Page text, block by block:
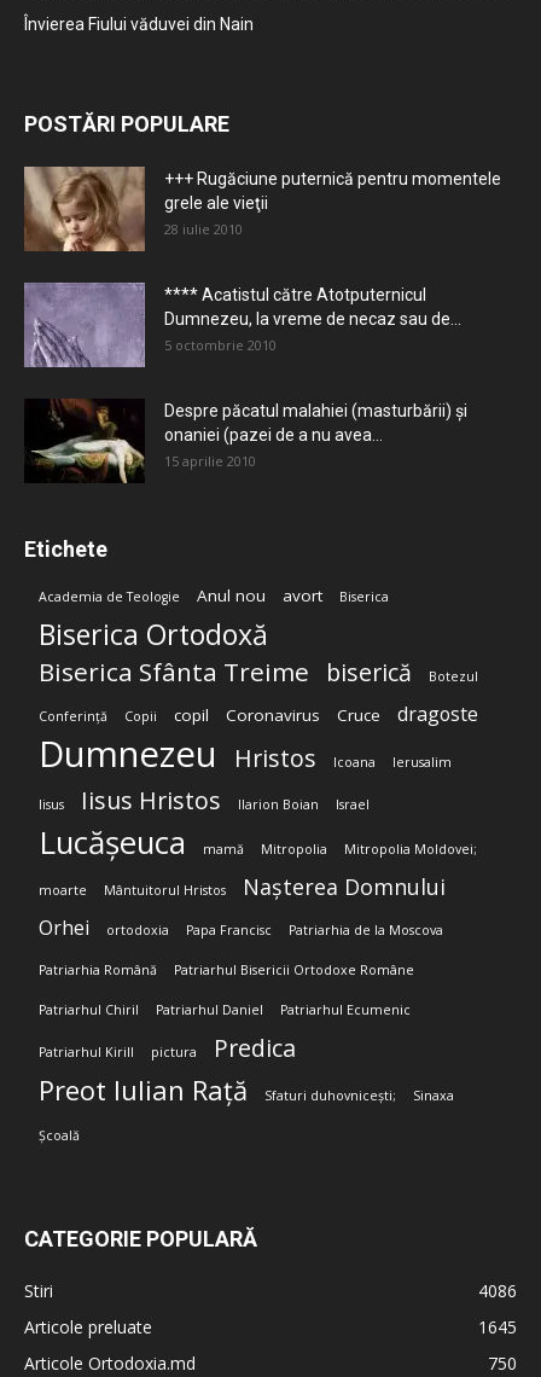
Învierea Fiului văduvei din Nain
POSTĂRI POPULARE
+++ Rugăciune puternică pentru momentele
grele ale vieţii
28 iulie 2010
**** Acatistul către Atotputernicul
Dumnezeu, la vreme de necaz sau de...
5 octombrie 2010
Despre păcatul malahiei (masturbării) şi
onaniei (pazei de a nu avea...
15 aprilie 2010
Etichete
Academia de Teologie Anul nou avort Biserica
Biserica Ortodoxă
Biserica Sfânta Treime biserică Botezul
Conferință Copii copil Coronavirus Cruce dragoste
Dumnezeu Hristos Icoana Ierusalim
Iisus Iisus Hristos Ilarion Boian Israel
Lucășeuca mamă Mitropolia Mitropolia Moldovei;
moarte Mântuitorul Hristos Nașterea Domnului
Orhei ortodoxia Papa Francisc Patriarhia de la Moscova
Patriarhia Română Patriarhul Bisericii Ortodoxe Române
Patriarhul Chiril Patriarhul Daniel Patriarhul Ecumenic
Patriarhul Kirill pictura Predica
Preot Iulian Rață Sfaturi duhovnicești; Sinaxa
Școală
CATEGORIE POPULARĂ
Stiri
4086
Articole preluate
1645
Articole Ortodoxia.md
750